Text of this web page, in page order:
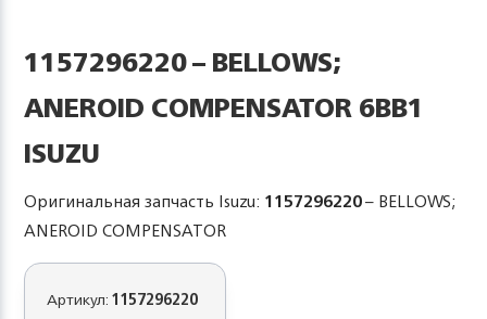
1157296220 – BELLOWS;
ANEROID COMPENSATOR 6BB1
ISUZU
Оригинальная запчасть Isuzu: 1157296220– BELLOWS;
ANEROID COMPENSATOR
Артикул:1157296220